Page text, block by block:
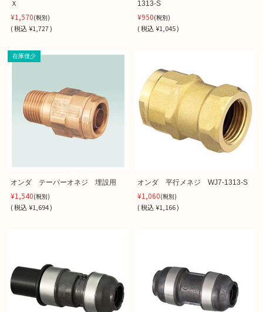
Ｘ
¥1,570(税別)
(税込¥1,727 )
1313-S
¥950(税別)
(税込 ¥1,045 )
在庫僅少
オンダ テーパーオネジ 埋設用
¥1,540(税別)
(税込¥1,694 )
オンダ 平行メネジ WJ7-1313-S
¥1,060(税別)
(税込 ¥1,166 )